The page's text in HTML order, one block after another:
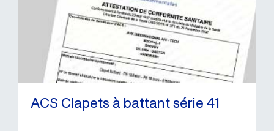
ACS Clapets à battant série 41